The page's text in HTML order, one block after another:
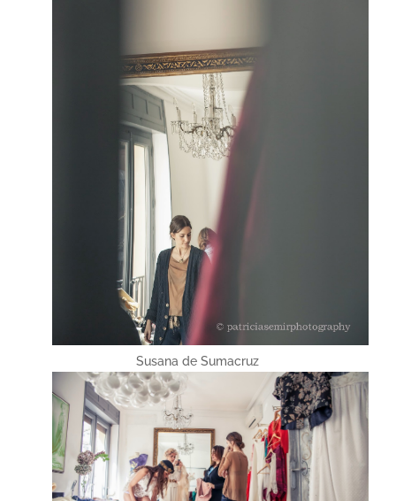
Susana de Sumacruz